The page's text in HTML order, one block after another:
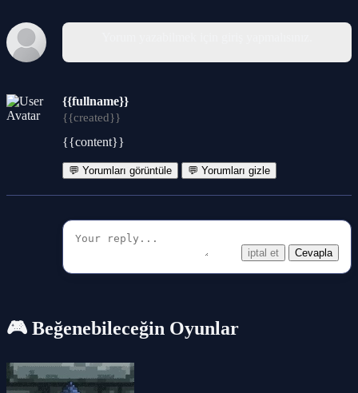
{{fullname}}
{{created}}
{{content}}
💬 Yorumları görüntüle 💬 Yorumları gizle
iptal et Cevapla
🎮 Beğenebileceğin Oyunlar